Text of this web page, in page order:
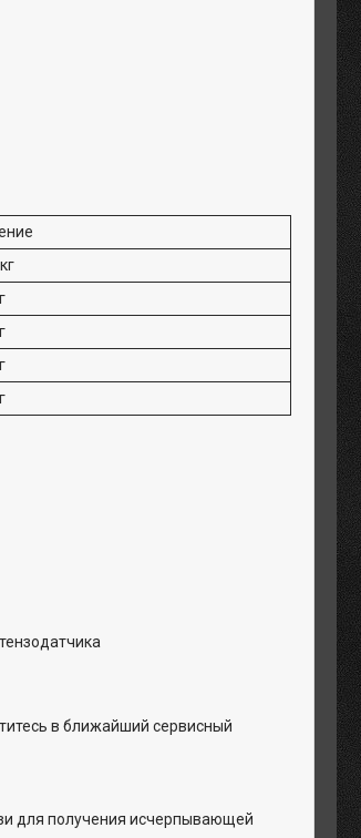
в ближайший сервисный
для получения исчерпывающей